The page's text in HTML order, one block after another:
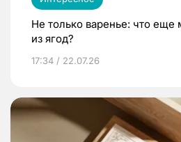
Не только варенье: что еще
из ягод?
17:34 / 22.07.26